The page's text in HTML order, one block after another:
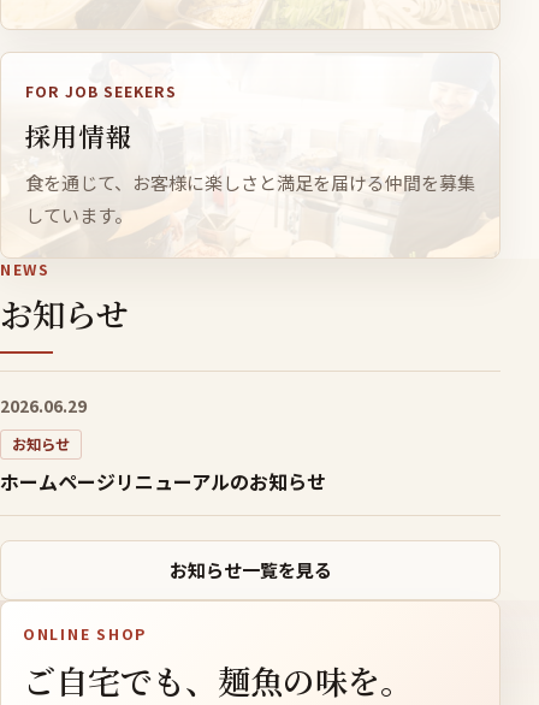
FOR JOB SEEKERS
採用情報
食を通じて、お客様に楽しさと満足を届ける仲間を募集
しています。
NEWS
お知らせ
2026.06.29
お知らせ
ホームページリニューアルのお知らせ
お知らせ一覧を見る
ONLINE SHOP
ご自宅でも、麺魚の味を。